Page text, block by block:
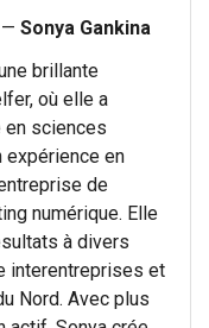
— Sonya Gankina
brillante
où elle a
en sciences
expérience en
de
numérique. Elle
à divers
interentreprises et
Nord. Avec plus